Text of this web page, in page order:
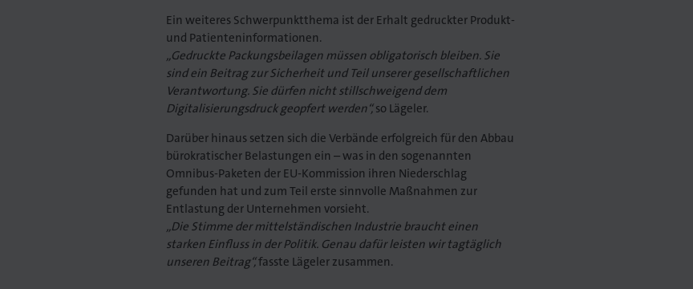
Ein weiteres Schwerpunktthema ist der Erhalt gedruckter Produkt-
und Patienteninformationen.
„Gedruckte Packungsbeilagen müssen obligatorisch bleiben. Sie
sind ein Beitrag zur Sicherheit und Teil unserer gesellschaftlichen
Verantwortung. Sie dürfen nicht stillschweigend dem
Digitalisierungsdruck geopfert werden“,so Lägeler.
Darüber hinaus setzen sich die Verbände erfolgreich für den Abbau
bürokratischer Belastungen ein – was in den sogenannten
Omnibus-Paketen der EU-Kommission ihren Niederschlag
gefunden hat und zum Teil erste sinnvolle Maßnahmen zur
Entlastung der Unternehmen vorsieht.
„Die Stimme der mittelständischen Industrie braucht einen
starken Einfluss in der Politik. Genau dafür leisten wir tagtäglich
unseren Beitrag“,fasste Lägeler zusammen.